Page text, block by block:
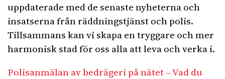
uppdaterade med de senaste nyheterna och
insatserna från räddningstjänst och polis.
Tillsammans kan vi skapa en tryggare och mer
harmonisk stad för oss alla att leva och verka i.
Polisanmälan av bedrägeri på nätet – Vad du